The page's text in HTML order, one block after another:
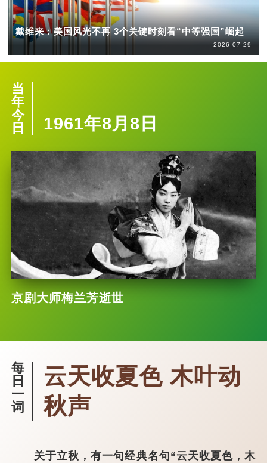
戴维来：美国风光不再 3个关键时刻看“中等强国”崛起
2026-07-29
当
年
今
日
1961年8月8日
京剧大师梅兰芳逝世
每
日
一
词
云天收夏色 木叶动
秋声
关于立秋，有一句经典名句“云天收夏色，木